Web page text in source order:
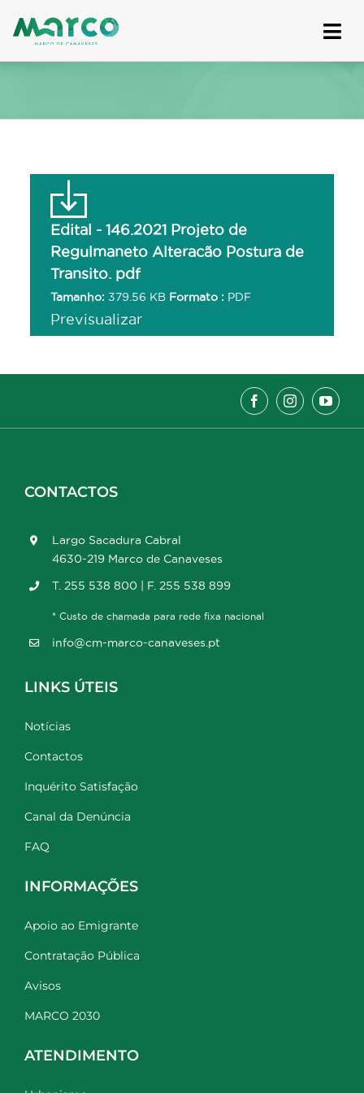
to
Edital - 146.2021 Projeto de
Regulmaneto Alteracão Postura de
Transito. pdf
Tamanho: 379.56 KB Formato : PDF
Previsualizar
CONTACTOS
Largo Sacadura Cabral
4630-219 Marco de Canaveses
T. 255 538 800 | F. 255 538 899
* Custo de chamada para rede fixa nacional
info@cm-marco-canaveses.pt
LINKS ÚTEIS
Notícias
Contactos
Inquérito Satisfação
Canal da Denúncia
FAQ
INFORMAÇÕES
Apoio ao Emigrante
Contratação Pública
Avisos
MARCO 2030
ATENDIMENTO